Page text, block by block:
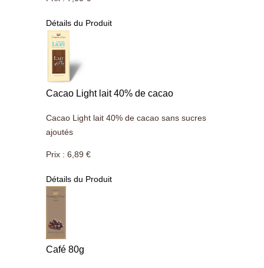
Détails du Produit
Cacao Light lait 40% de cacao
Cacao Light lait 40% de cacao sans sucres
ajoutés
Prix : 6,89 €
Détails du Produit
Café 80g